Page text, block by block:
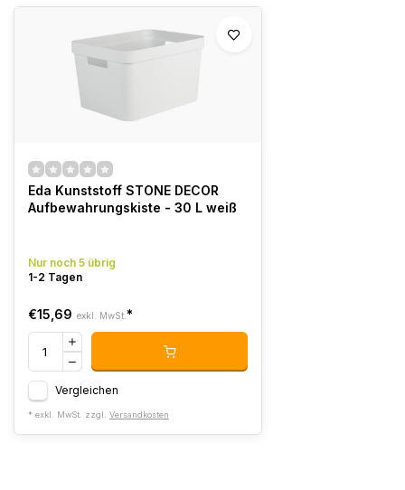
Eda Kunststoff STONE DECOR
Aufbewahrungskiste - 30 L weiß
Nur noch 5 übrig
1-2 Tagen
€15,69 exkl. MwSt. *
Vergleichen
* exkl. MwSt. zzgl. Versandkosten